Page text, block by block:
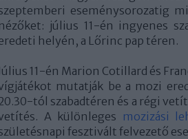
eseménysorozatig
nézőket: július 11-én ingyenes
helyén, a Lőrinc pap téren.
Július 11-én Marion Cotillard és
mutatják be a mozi
tól szabadtéren és a régi
A különleges mozizási
fesztivált felvezető